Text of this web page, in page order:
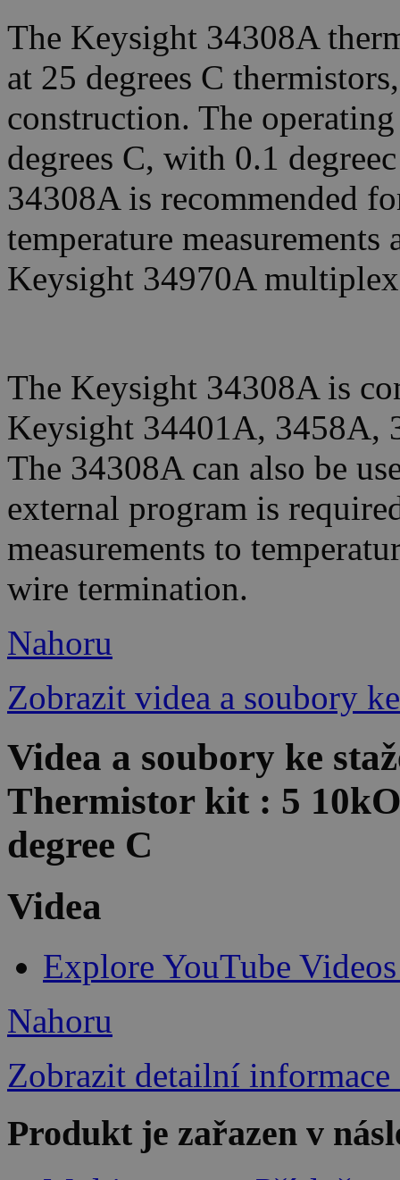
The Keysight 34308A
at 25 degrees C
construction. The
degrees C, with 0.1
34308A is recommended
temperature
Keysight 34970A
The Keysight 34308A is
Keysight 34401A, 3458A,
The 34308A can also be
external program is
measurements to
wire termination.
Nahoru
Zobrazit videa a soubory
Videa a soubory ke
Thermistor kit : 5
degree C
Videa
Explore YouTube
Nahoru
Zobrazit detailní informace
Produkt je zařazen v